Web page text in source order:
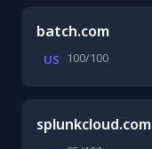
batch.com
US 100/100
splunkcloud.com